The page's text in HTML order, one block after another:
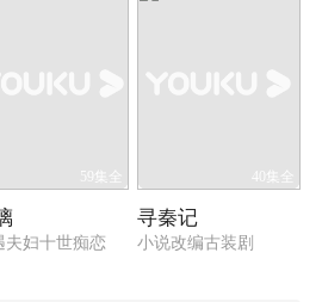
59集全
夫妇十世痴恋
40集全
寻秦记
小说改编古装剧